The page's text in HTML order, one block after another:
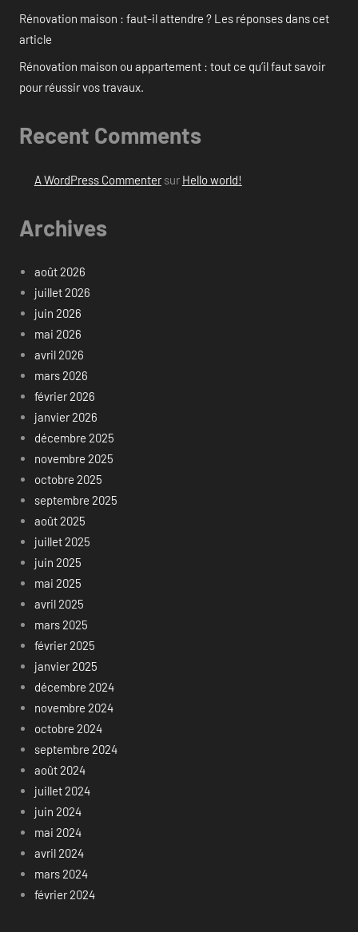
Rénovation maison : faut-il attendre ? Les réponses dans cet
article
Rénovation maison ou appartement : tout ce qu’il faut savoir
pour réussir vos travaux.
Recent Comments
A WordPress Commentersur Hello world!
Archives
août 2026
juillet 2026
juin 2026
mai 2026
avril 2026
mars 2026
février 2026
janvier 2026
décembre 2025
novembre 2025
octobre 2025
septembre 2025
août 2025
juillet 2025
juin 2025
mai 2025
avril 2025
mars 2025
février 2025
janvier 2025
décembre 2024
novembre 2024
octobre 2024
septembre 2024
août 2024
juillet 2024
juin 2024
mai 2024
avril 2024
mars 2024
février 2024